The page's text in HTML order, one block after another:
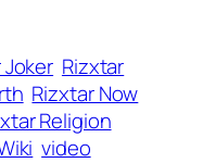
Rizxtar
Rizxtar Now
Religion
video